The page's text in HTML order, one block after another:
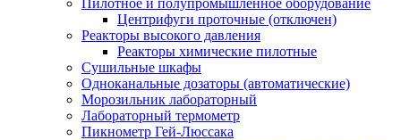
Пилотное и полупромышленное оборудование
Центрифуги проточные (отключен)
Реакторы высокого давления
Реакторы химические пилотные
Сушильные шкафы
Одноканальные дозаторы (автоматические)
Морозильник лабораторный
Лабораторный термометр
Пикнометр Гей-Люссака